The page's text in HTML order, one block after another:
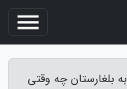
بلغارستان چه وقتی